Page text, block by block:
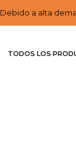
Debido a alta
TODOS LOS